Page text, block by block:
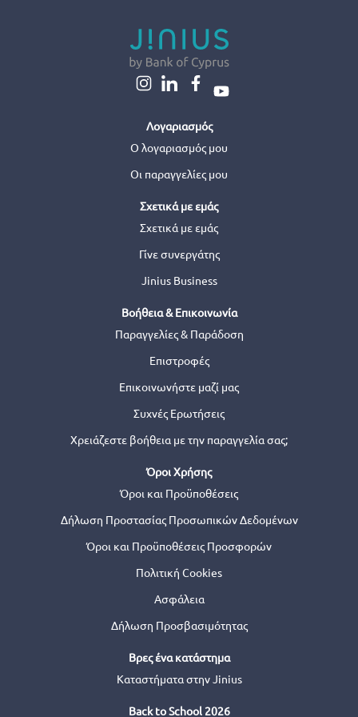
Λογαριασμός
Ο λογαριασμός μου
Οι παραγγελίες μου
Σχετικά με εμάς
Σχετικά με εμάς
Γίνε συνεργάτης
Jinius Business
Βοήθεια & Επικοινωνία
Παραγγελίες & Παράδοση
Επιστροφές
Επικοινωνήστε μαζί μας
Συχνές Ερωτήσεις
Χρειάζεστε βοήθεια με την παραγγελία σας;
Όροι Χρήσης
Όροι και Προϋποθέσεις
Δήλωση Προστασίας Προσωπικών Δεδομένων
Όροι και Προϋποθέσεις Προσφορών
Πολιτική Cookies
Ασφάλεια
Δήλωση Προσβασιμότητας
Βρες ένα κατάστημα
Καταστήματα στην Jinius
Back to School 2026